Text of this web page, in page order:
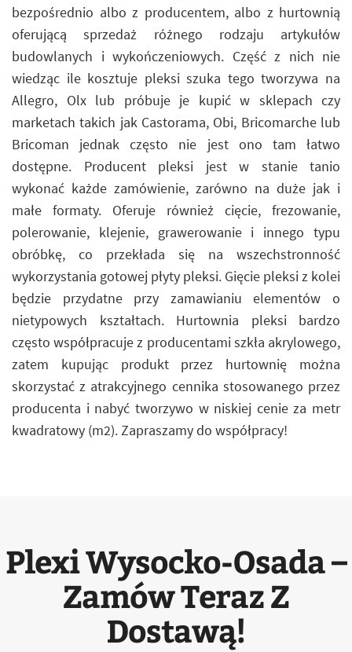
bezpośrednio albo z producentem, albo z hurtownią
oferującą sprzedaż różnego rodzaju artykułów
budowlanych i wykończeniowych. Część z nich nie
wiedząc ile kosztuje pleksi szuka tego tworzywa na
Allegro, Olx lub próbuje je kupić w sklepach czy
marketach takich jak Castorama, Obi, Bricomarche lub
Bricoman jednak często nie jest ono tam łatwo
dostępne. Producent pleksi jest w stanie tanio
wykonać każde zamówienie, zarówno na duże jak i
małe formaty. Oferuje również cięcie, frezowanie,
polerowanie, klejenie, grawerowanie i innego typu
obróbkę, co przekłada się na wszechstronność
wykorzystania gotowej płyty pleksi. Gięcie pleksi z kolei
będzie przydatne przy zamawianiu elementów o
nietypowych kształtach. Hurtownia pleksi bardzo
często współpracuje z producentami szkła akrylowego,
zatem kupując produkt przez hurtownię można
skorzystać z atrakcyjnego cennika stosowanego przez
producenta i nabyć tworzywo w niskiej cenie za metr
kwadratowy (m2). Zapraszamy do współpracy!
Plexi Wysocko-Osada –
Zamów Teraz Z
Dostawą!